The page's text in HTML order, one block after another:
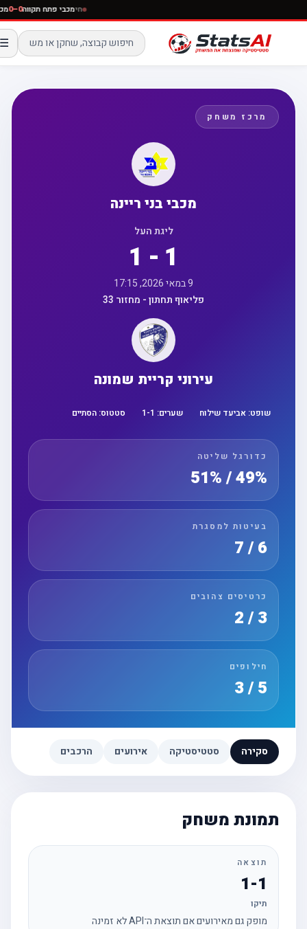
חימכבי פתח תקווה0–0
☰
מרכז משחק
מכבי בני ריינה
ליגת העל
1 - 1
פליאוף תחתון - מחזור 33
עירוני קריית שמונה
שופט:אביעד שילוח שערים: 1 -1 סטטוס:הסתיים
כדורגל שליטה
49% / 51%
בעיטות למסגרת
6 / 7
כרטיסים צהובים
3 / 2
חילופים
סקירה סטטיסטיקה אירועים הרכבים
תמונת משחק
תוצאה
1-1
תיקו
מופק גם מאירועים אם תוצאת ה־API לא זמינה